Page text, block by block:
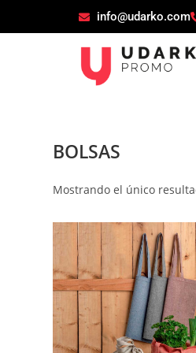
info@udarko.com
BOLSAS
Mostrando el único